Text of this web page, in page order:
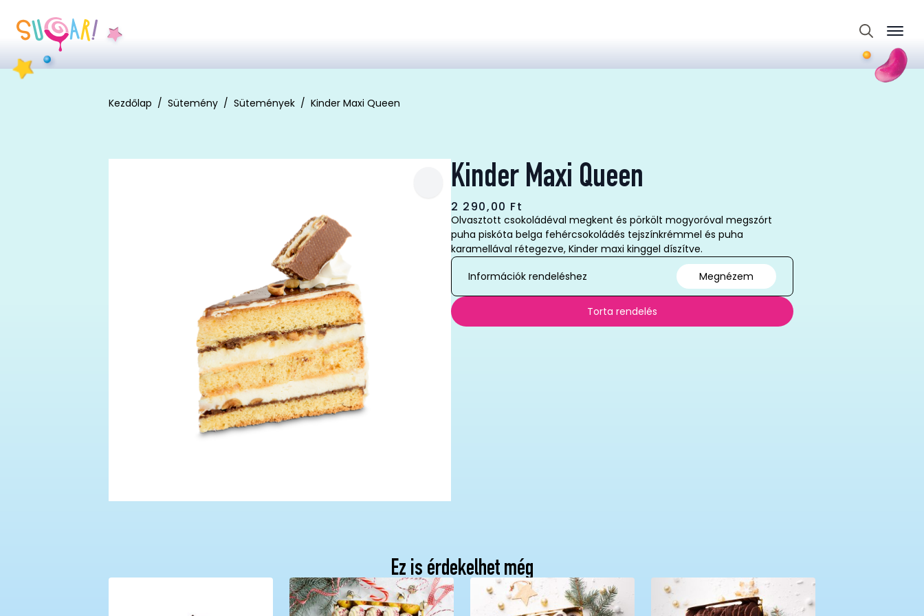
for:
Kezdőlap Sütemény Sütemények Kinder Maxi Queen
Kinder Maxi Queen
2 290,00 Ft
Olvasztott csokoládéval megkent és pörkölt mogyoróval megszórt
puha piskóta belga fehércsokoládés tejszínkrémmel és puha
karamellával rétegezve, Kinder maxi kinggel díszítve.
Információk rendeléshez
Megnézem
Torta rendelés
Ez is érdekelhet még